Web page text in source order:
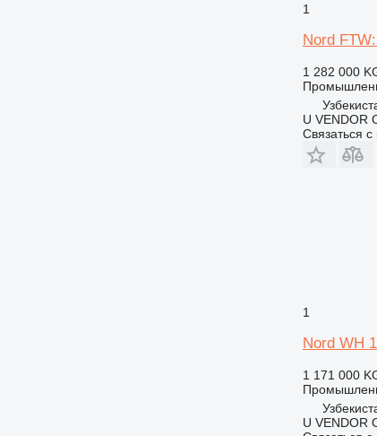
1
Nord
1 282 000
U VENDOR
Связаться
1
Nord WH
1 171 000
U VENDOR